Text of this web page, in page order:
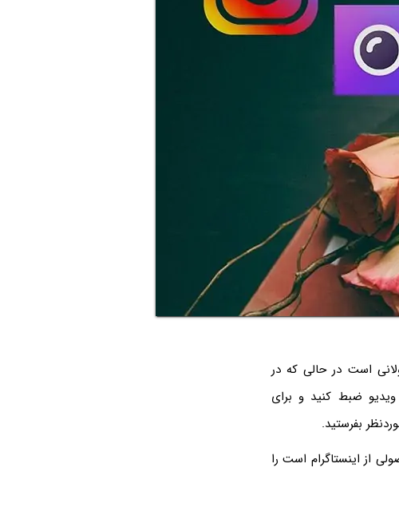
است در حالی که در
ضبط کنید و برای
بفرستید.
از اینستاگرام است را